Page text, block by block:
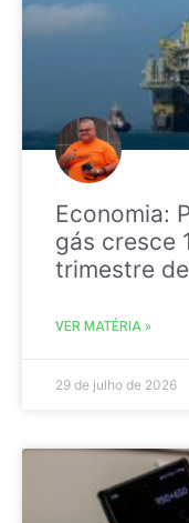
Economia:
gás cresce
trimestre
VER MATÉRIA »
29 de julho de 2026